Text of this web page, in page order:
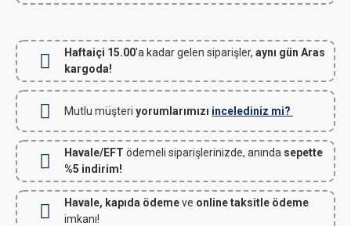
Haftaiçi 15.00'a kadar gelen siparişler, aynı gün Aras
kargoda!
Mutlu müşteri yorumlarımızı incelediniz mi?
Havale/EFT ödemeli siparişlerinizde, anında sepette
%5 indirim!
Havale, kapıda ödemeve online taksitle ödeme
imkanı!